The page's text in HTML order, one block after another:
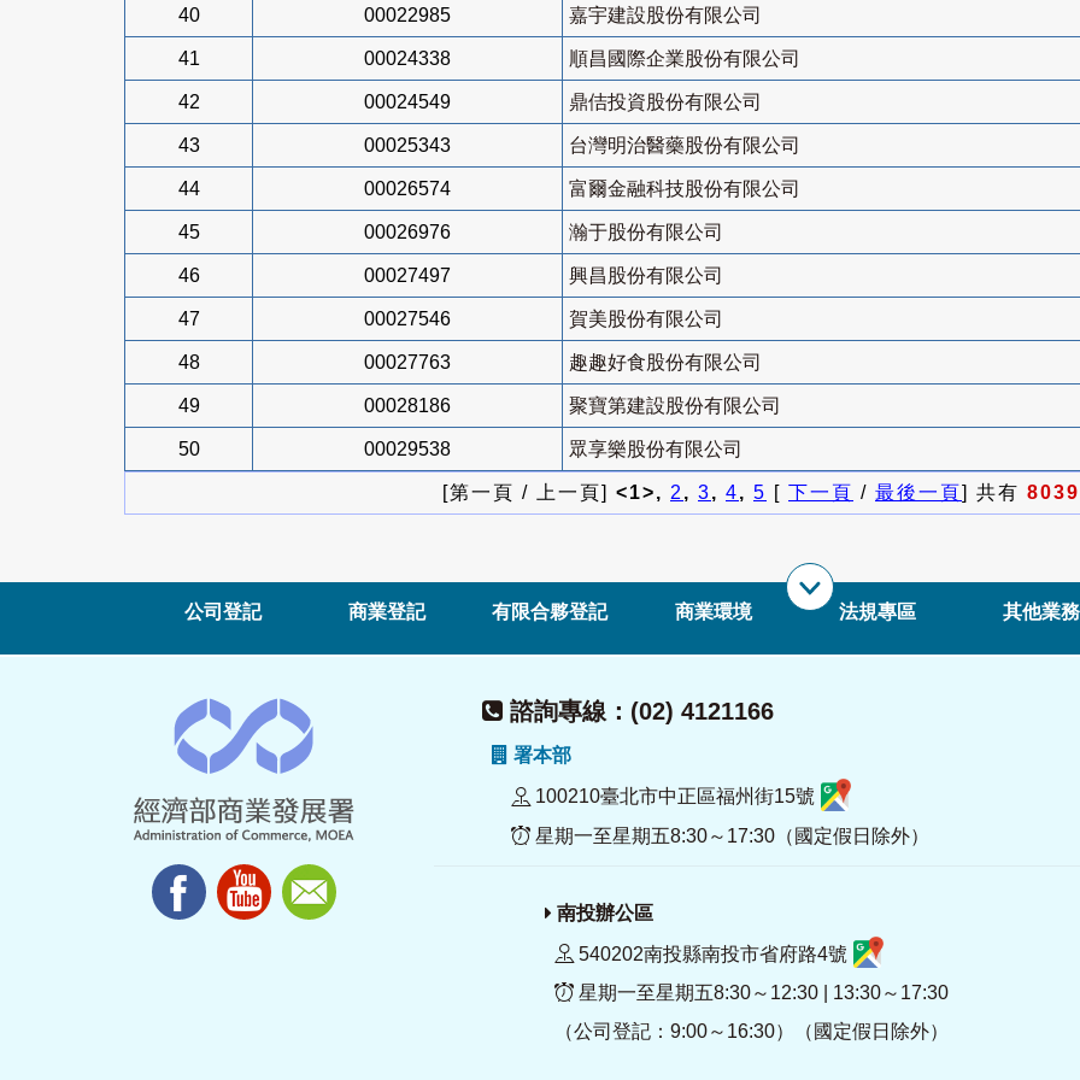
40 00022985 嘉宇建設股份有限公司
41 00024338 順昌國際企業股份有限公司
42 00024549 鼎佶投資股份有限公司
43 00025343 台灣明治醫藥股份有限公司
44 00026574 富爾金融科技股份有限公司
45 00026976 瀚于股份有限公司
46 00027497 興昌股份有限公司
47 00027546 賀美股份有限公司
48 00027763 趣趣好食股份有限公司
49 00028186 聚寶第建設股份有限公司
50 00029538 眾享樂股份有限公司
[第一頁 / 上一頁] <1>, 2, 3, 4, 5 [ 下一頁 / 最後一頁] 共有 8039
公司登記 商業登記 有限合夥登記 商業環境 法規專區 其他業務
諮詢專線：(02) 4121166
署本部
100210臺北市中正區福州街15號
星期一至星期五8:30～17:30（國定假日除外）
南投辦公區
540202南投縣南投市省府路4號
星期一至星期五8:30～12:30 | 13:30～17:30
（公司登記：9:00～16:30）（國定假日除外）